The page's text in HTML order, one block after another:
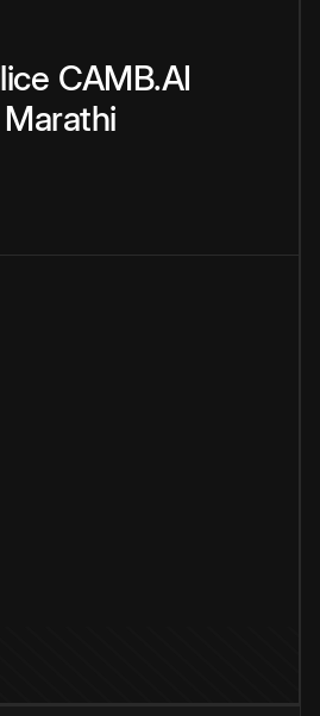
CAMB.AI
Marathi